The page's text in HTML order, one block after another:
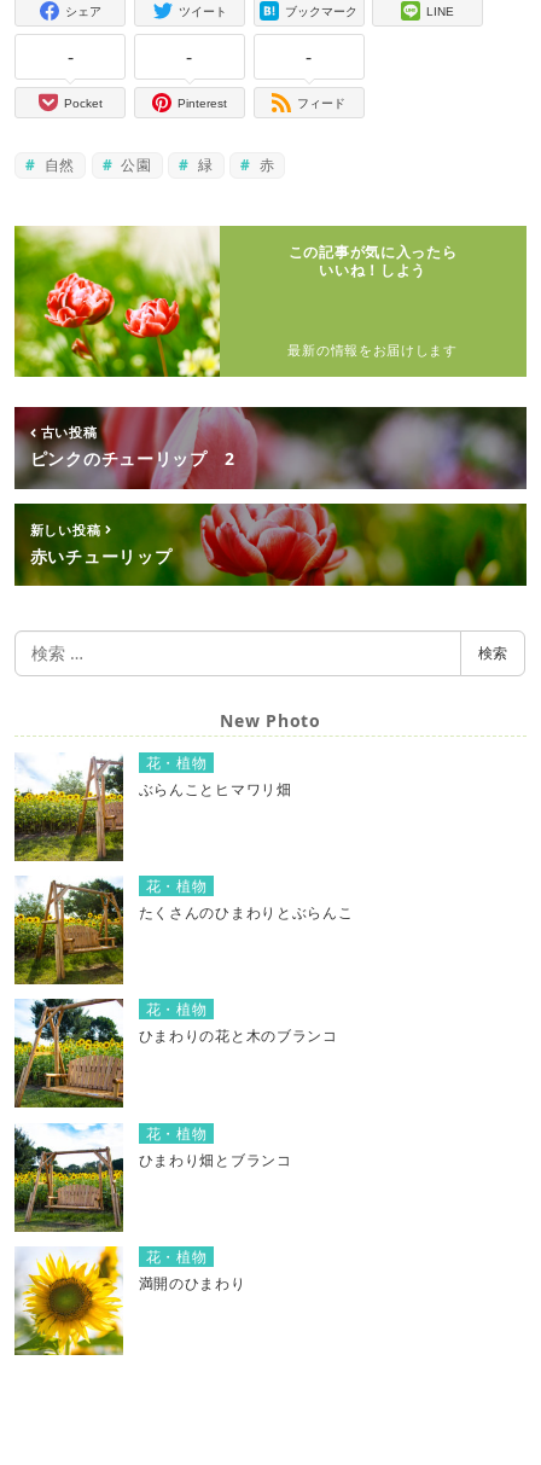
シェア ツイート ブックマーク LINE
-
Pocket
-
Pinterest
-
フィード
自然 公園 緑 赤
この記事が気に入ったら
いいね！しよう
最新の情報をお届けします
古い投稿
ピンクのチューリップ 2
新しい投稿
赤いチューリップ
検
索
検索
New Photo
花・植物
ぶらんことヒマワリ畑
花・植物
たくさんのひまわりとぶらんこ
花・植物
ひまわりの花と木のブランコ
花・植物
ひまわり畑とブランコ
花・植物
満開のひまわり